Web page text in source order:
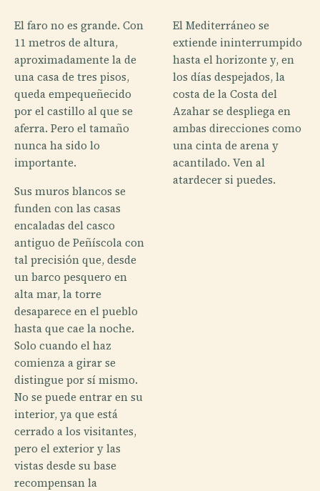
El faro no es grande. Con
11 metros de altura,
aproximadamente la de
una casa de tres pisos,
queda empequeñecido
por el castillo al que se
aferra. Pero el tamaño
nunca ha sido lo
importante.
Sus muros blancos se
funden con las casas
encaladas del casco
antiguo de Peñíscola con
tal precisión que, desde
un barco pesquero en
alta mar, la torre
desaparece en el pueblo
hasta que cae la noche.
Solo cuando el haz
comienza a girar se
distingue por sí mismo.
No se puede entrar en su
interior, ya que está
cerrado a los visitantes,
pero el exterior y las
vistas desde su base
recompensan la
El Mediterráneo se
extiende ininterrumpido
hasta el horizonte y, en
los días despejados, la
costa de la Costa del
Azahar se despliega en
ambas direcciones como
una cinta de arena y
acantilado. Ven al
atardecer si puedes.